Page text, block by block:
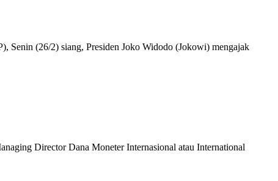
Senin (26/2) siang, Presiden Joko Widodo (Jokowi) mengajak
Director Dana Moneter Internasional atau International